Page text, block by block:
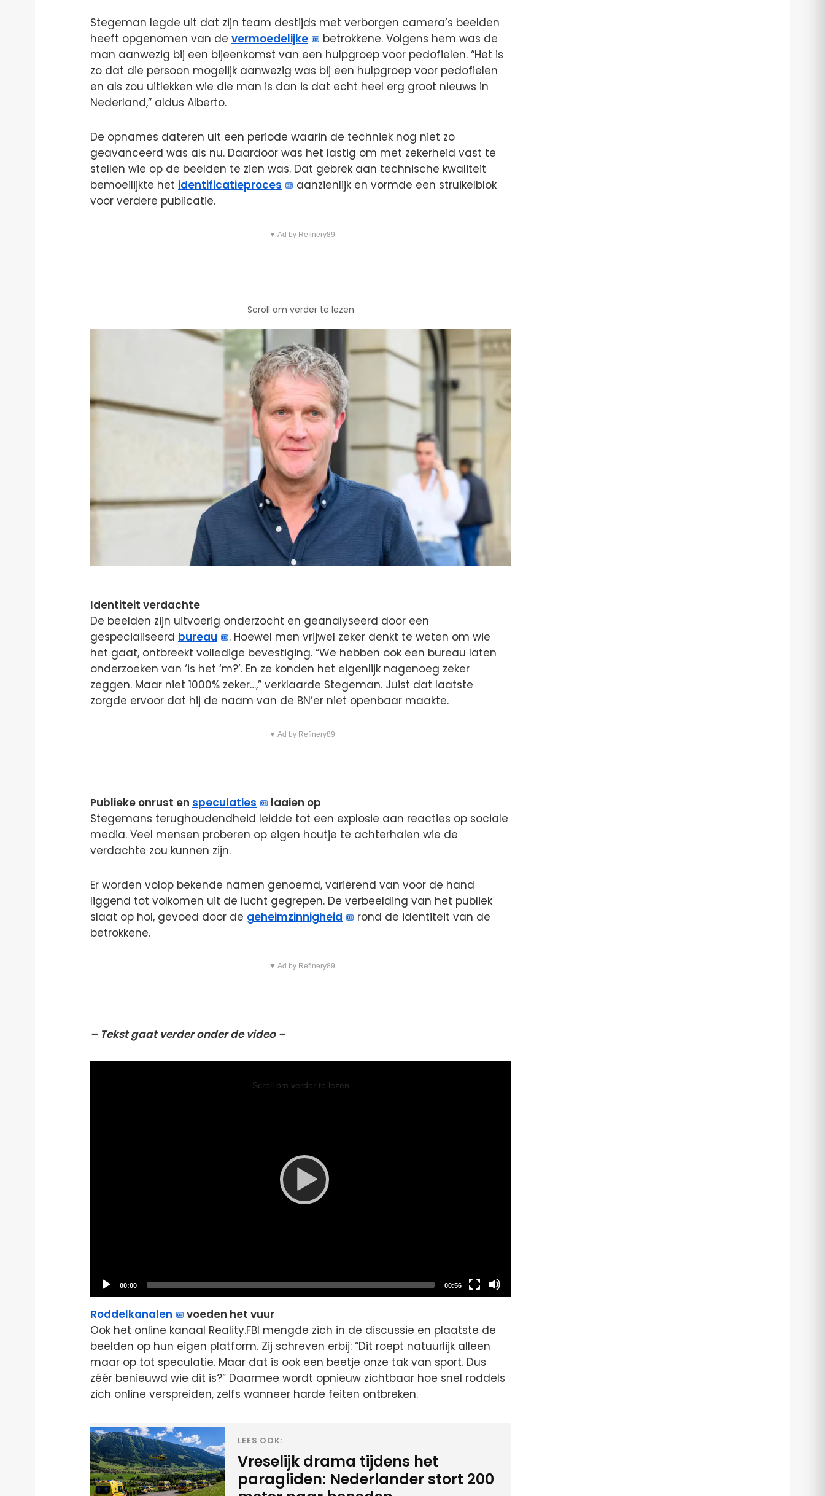
Stegeman legde uit dat zijn team destijds met verborgen camera’s beelden
heeft opgenomen van de vermoedelijke
betrokkene. Volgens hem was de
man aanwezig bij een bijeenkomst van een hulpgroep voor pedofielen. “Het is
zo dat die persoon mogelijk aanwezig was bij een hulpgroep voor pedofielen
en als zou uitlekken wie die man is dan is dat echt heel erg groot nieuws in
Nederland,” aldus Alberto.
De opnames dateren uit een periode waarin de techniek nog niet zo
geavanceerd was als nu. Daardoor was het lastig om met zekerheid vast te
stellen wie op de beelden te zien was. Dat gebrek aan technische kwaliteit
bemoeilijkte het identificatieproces
aanzienlijk en vormde een struikelblok
voor verdere publicatie.
▼ Ad by Refinery89
Scroll om verder te lezen
Identiteit verdachte
De beelden zijn uitvoerig onderzocht en geanalyseerd door een
gespecialiseerd bureau
. Hoewel men vrijwel zeker denkt te weten om wie
het gaat, ontbreekt volledige bevestiging. “We hebben ook een bureau laten
onderzoeken van ‘is het ‘m?’. En ze konden het eigenlijk nagenoeg zeker
zeggen. Maar niet 1000% zeker…,” verklaarde Stegeman. Juist dat laatste
zorgde ervoor dat hij de naam van de BN’er niet openbaar maakte.
▼ Ad by Refinery89
Publieke onrust en speculaties
laaien op
Stegemans terughoudendheid leidde tot een explosie aan reacties op sociale
media. Veel mensen proberen op eigen houtje te achterhalen wie de
verdachte zou kunnen zijn.
Er worden volop bekende namen genoemd, variërend van voor de hand
liggend tot volkomen uit de lucht gegrepen. De verbeelding van het publiek
slaat op hol, gevoed door de geheimzinnigheid
rond de identiteit van de
betrokkene.
▼ Ad by Refinery89
– Tekst gaat verder onder de video –
Scroll om verder te lezen
Current
00:00
Total
duration
00:56
Roddelkanalen
voeden het vuur
Ook het online kanaal Reality.FBI mengde zich in de discussie en plaatste de
beelden op hun eigen platform. Zij schreven erbij: “Dit roept natuurlijk alleen
maar op tot speculatie. Maar dat is ook een beetje onze tak van sport. Dus
zéér benieuwd wie dit is?” Daarmee wordt opnieuw zichtbaar hoe snel roddels
zich online verspreiden, zelfs wanneer harde feiten ontbreken.
LEES OOK:
Vreselijk drama tijdens het
paragliden: Nederlander stort 200